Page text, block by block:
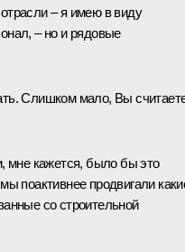
‒ я имею в виду
‒ но и рядовые
Слишком мало, Вы
мне кажется, было бы это
поактивнее продвигали
со строительной